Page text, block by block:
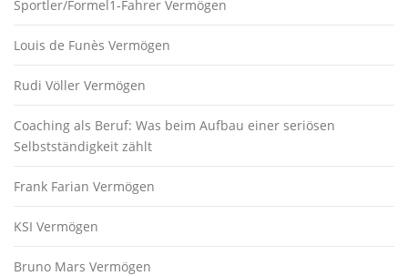
Sportler/Formel1-Fahrer Vermögen
Louis de Funès Vermögen
Rudi Völler Vermögen
Coaching als Beruf: Was beim Aufbau einer seriösen
Selbstständigkeit zählt
Frank Farian Vermögen
KSI Vermögen
Bruno Mars Vermögen